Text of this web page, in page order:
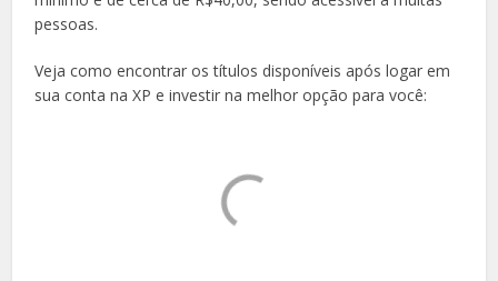
pessoas.
Veja como encontrar os títulos disponíveis após logar em
sua conta na XP e investir na melhor opção para você: